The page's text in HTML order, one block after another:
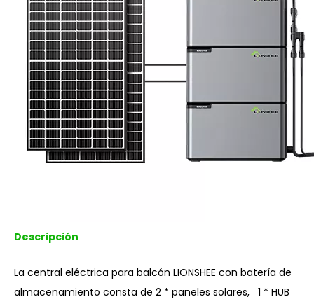
Descripción
La central eléctrica para balcón LIONSHEE con batería de
almacenamiento consta de 2 * paneles solares, 1 * HUB